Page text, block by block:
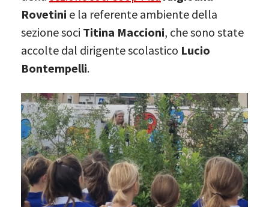
Rovetini e la referente ambiente della
sezione soci Titina Maccioni, che sono state
accolte dal dirigente scolastico Lucio
Bontempelli.